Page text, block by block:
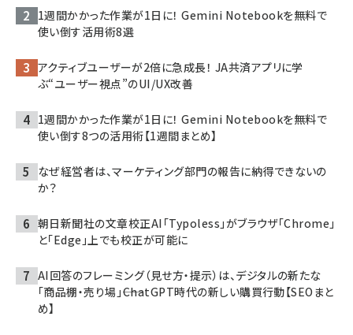
1週間かかった作業が1日に！ Gemini Notebookを無料で
使い倒す活用術8選
アクティブユーザーが2倍に急成長！ JA共済アプリに学
ぶ“ユーザー視点”のUI/UX改善
1週間かかった作業が1日に！ Gemini Notebookを無料で
使い倒す8つの活用術【1週間まとめ】
なぜ経営者は、マーケティング部門の報告に納得できないの
か？
朝日新聞社の文章校正AI「Typoless」がブラウザ「Chrome」
と「Edge」上でも校正が可能に
AI回答のフレーミング（見せ方・提示）は、デジタルの新たな
「商品棚・売り場」――ChatGPT時代の新しい購買行動【SEOまと
め】